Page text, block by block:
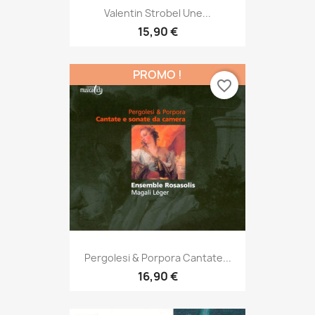
Valentin Strobel Une...
15,90 €
Pergolesi & Porpora Cantate...
16,90 €
PROMO !
favorite_border